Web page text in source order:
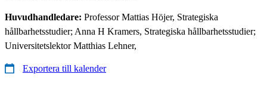
Huvudhandledare: Professor Mattias Höjer, Strategiska
hållbarhetsstudier; Anna H Kramers, Strategiska hållbarhetsstudier;
Universitetslektor Matthias Lehner,
Exportera till kalender